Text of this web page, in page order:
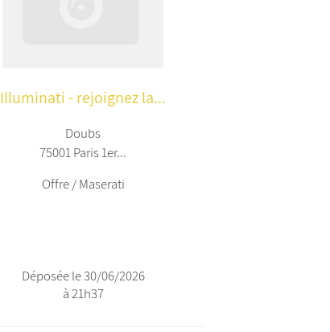
Illuminati - rejoignez la...
Doubs
75001 Paris 1er...
Offre / Maserati
Déposée le 30/06/2026
à 21h37